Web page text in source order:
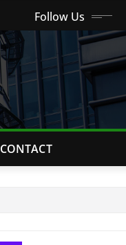
Follow Us
CONTACT